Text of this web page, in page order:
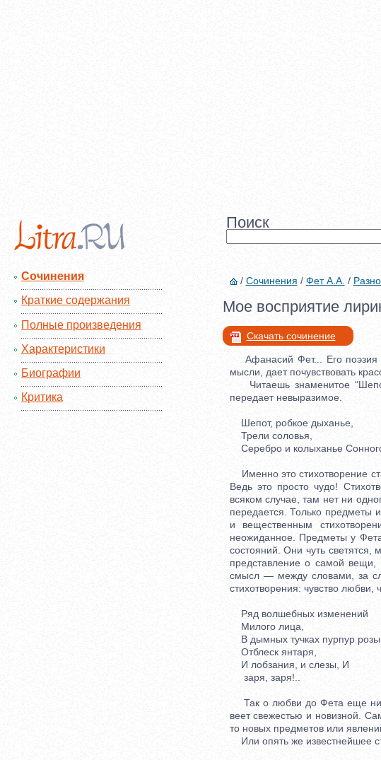
Поиск
Сочинения
Краткие содержания
Полные произведения
Характеристики
Биографии
Критика
/ Сочинения / Фет А.А. /
Мое восприятие
Скачать сочинение
Афанасий Фет... Его поэзия
мысли, дает почувствовать
Читаешь знаменитое
передает невыразимое.
Шепот, робкое дыханье,
Трели соловья,
Серебро и колыханье
Именно это стихотворение
Ведь это просто чудо!
всяком случае, там нет ни
передается. Только предметы
и вещественным
неожиданное. Предметы у
состояний. Они чуть
представление о самой
смысл — между словами, за
стихотворения: чувство
Ряд волшебных изменений
Милого лица,
В дымных тучках пурпур
Отблеск янтаря,
И лобзания, и слезы, И
заря, заря!..
Так о любви до Фета еще
веет свежестью и новизной.
то новых предметов или
Или опять же известнейшее